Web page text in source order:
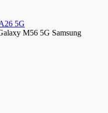
5G
M56 5G Samsung